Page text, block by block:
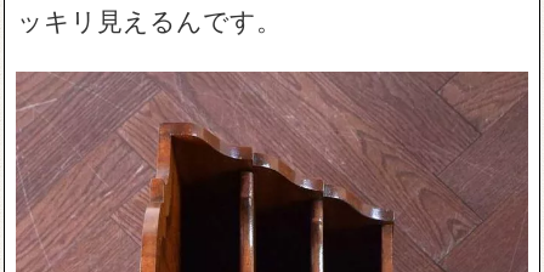
ッキリ見えるんです。